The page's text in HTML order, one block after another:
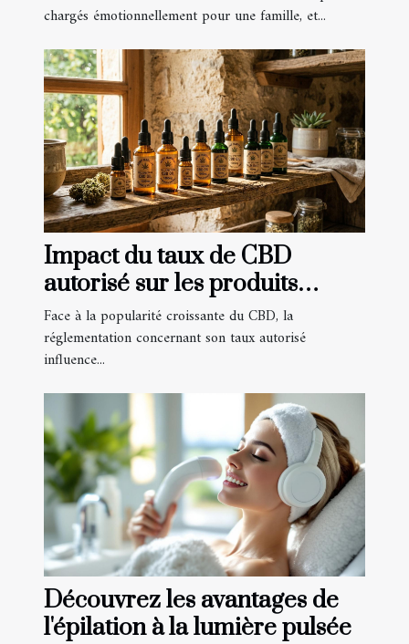
chargés émotionnellement pour une famille, et...
Impact du taux de CBD
autorisé sur les produits
disponibles
Face à la popularité croissante du CBD, la
réglementation concernant son taux autorisé
influence...
Découvrez les avantages de
l'épilation à la lumière pulsée